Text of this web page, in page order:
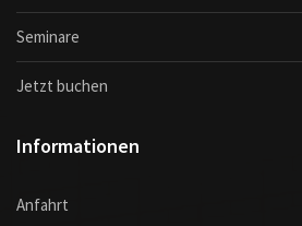
Seminare
Jetzt buchen
Informationen
Anfahrt